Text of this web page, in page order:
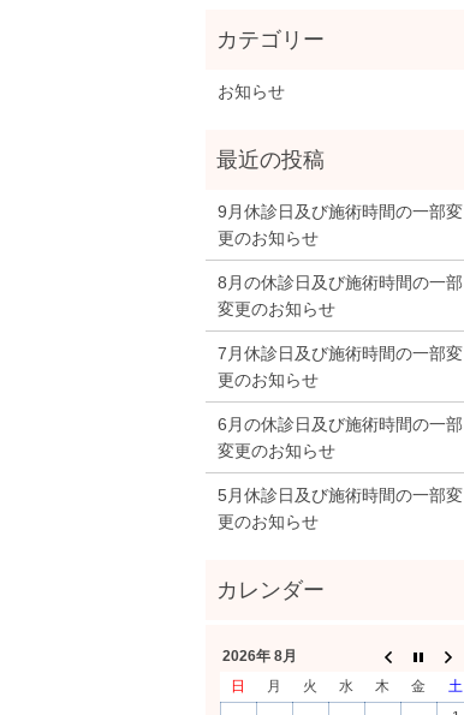
お知らせ
9月休診日及び施術時間の一部変
更のお知らせ
8月の休診日及び施術時間の一部
変更のお知らせ
7月休診日及び施術時間の一部変
更のお知らせ
6月の休診日及び施術時間の一部
変更のお知らせ
5月休診日及び施術時間の一部変
更のお知らせ
2026年 8月
日
月 火 水 木 金
土